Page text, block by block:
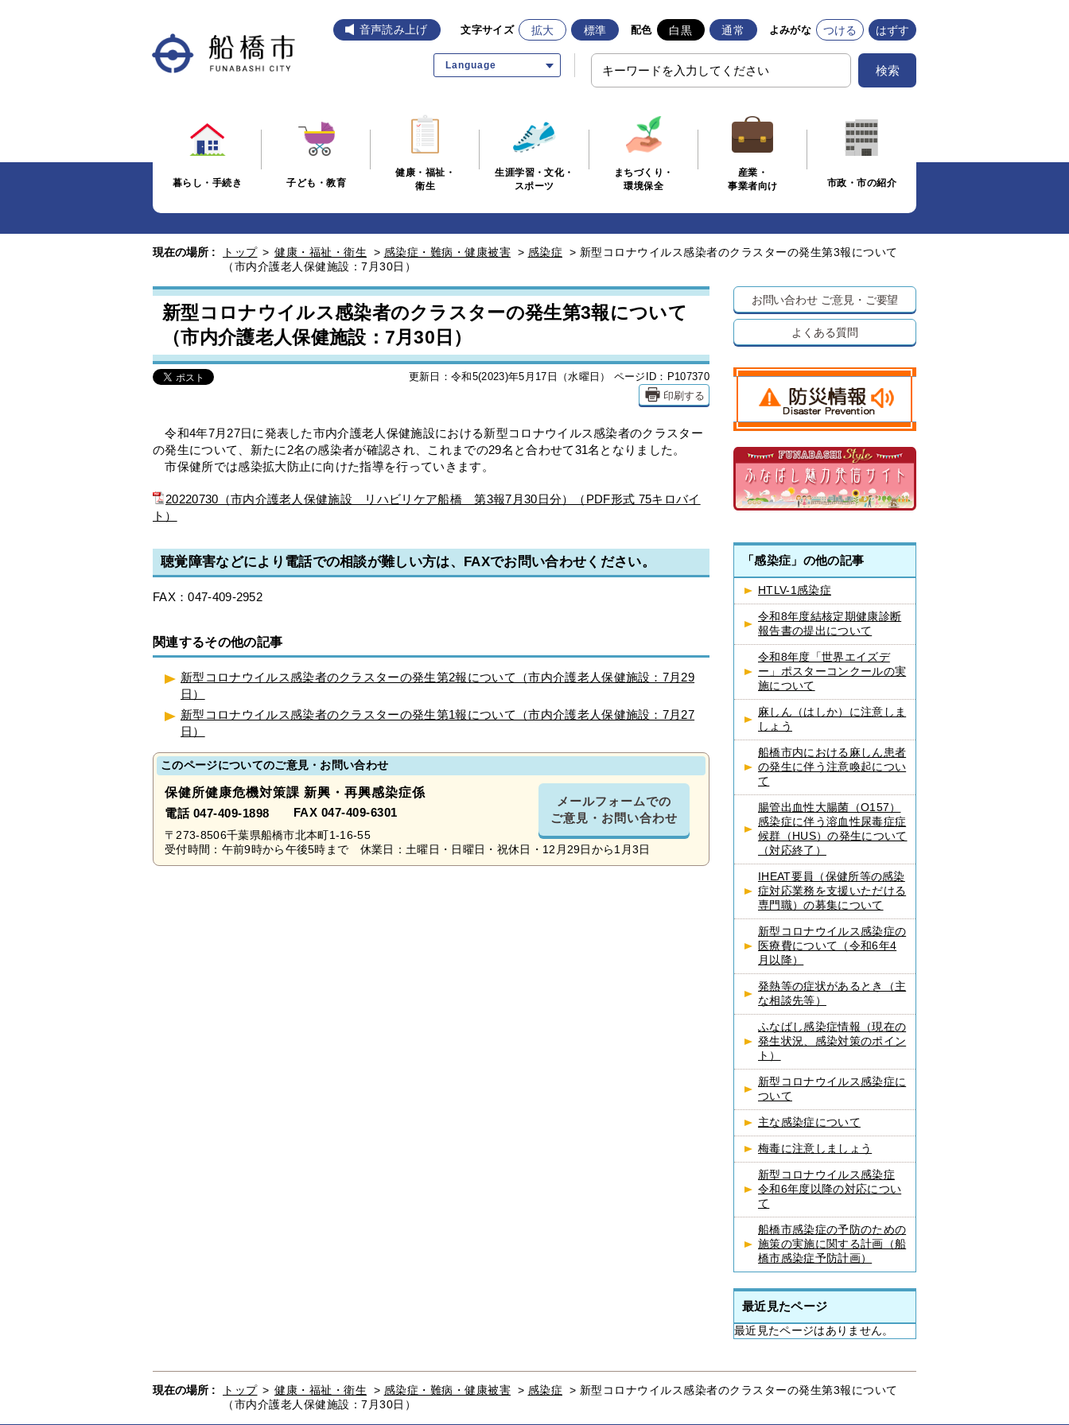
音声読み上げ 文字サイズ 拡大 標準 配色 白黒 通常 よみがな つける はずす
Language 検索
暮らし・手続き 子ども・教育
健康・福祉・
衛生
生涯学習・文化・
スポーツ
まちづくり・
環境保全
産業・
事業者向け
市政・市の紹介
現在の場所 : トップ > 健康・福祉・衛生 > 感染症・難病・健康被害 > 感染症 > 新型コロナウイルス感染者のクラスターの発生第3報について
（市内介護老人保健施設：7月30日）
新型コロナウイルス感染者のクラスターの発生第3報について
（市内介護老人保健施設：7月30日）
更新日：令和5(2023)年5月17日（水曜日） ページID：P107370
印刷する
令和4年7月27日に発表した市内介護老人保健施設における新型コロナウイルス感染者のクラスター
の発生について、新たに2名の感染者が確認され、これまでの29名と合わせて31名となりました。
市保健所では感染拡大防止に向けた指導を行っていきます。
20220730（市内介護老人保健施設 リハビリケア船橋 第3報7月30日分）（PDF形式 75キロバイ
ト）
聴覚障害などにより電話での相談が難しい方は、FAXでお問い合わせください。
FAX：047-409-2952
関連するその他の記事
新型コロナウイルス感染者のクラスターの発生第2報について（市内介護老人保健施設：7月29
日）
新型コロナウイルス感染者のクラスターの発生第1報について（市内介護老人保健施設：7月27
日）
このページについてのご意見・お問い合わせ
保健所健康危機対策課 新興・再興感染症係
電話 047-409-1898 FAX 047-409-6301
メールフォームでの
ご意見・お問い合わせ
〒273-8506千葉県船橋市北本町1-16-55
受付時間：午前9時から午後5時まで 休業日：土曜日・日曜日・祝休日・12月29日から1月3日
お問い合わせ ご意見・ご要望
よくある質問
「感染症」の他の記事
HTLV-1感染症
令和8年度結核定期健康診断
報告書の提出について
令和8年度「世界エイズデ
ー」ポスターコンクールの実
施について
麻しん（はしか）に注意しま
しょう
船橋市内における麻しん患者
の発生に伴う注意喚起につい
て
腸管出血性大腸菌（O157）
感染症に伴う溶血性尿毒症症
候群（HUS）の発生について
（対応終了）
IHEAT要員（保健所等の感染
症対応業務を支援いただける
専門職）の募集について
新型コロナウイルス感染症の
医療費について（令和6年4
月以降）
発熱等の症状があるとき（主
な相談先等）
ふなばし感染症情報（現在の
発生状況、感染対策のポイン
ト）
新型コロナウイルス感染症に
ついて
主な感染症について
梅毒に注意しましょう
新型コロナウイルス感染症
令和6年度以降の対応につい
て
船橋市感染症の予防のための
施策の実施に関する計画（船
橋市感染症予防計画）
最近見たページ
最近見たページはありません。
現在の場所 : トップ > 健康・福祉・衛生 > 感染症・難病・健康被害 > 感染症 > 新型コロナウイルス感染者のクラスターの発生第3報について
（市内介護老人保健施設：7月30日）